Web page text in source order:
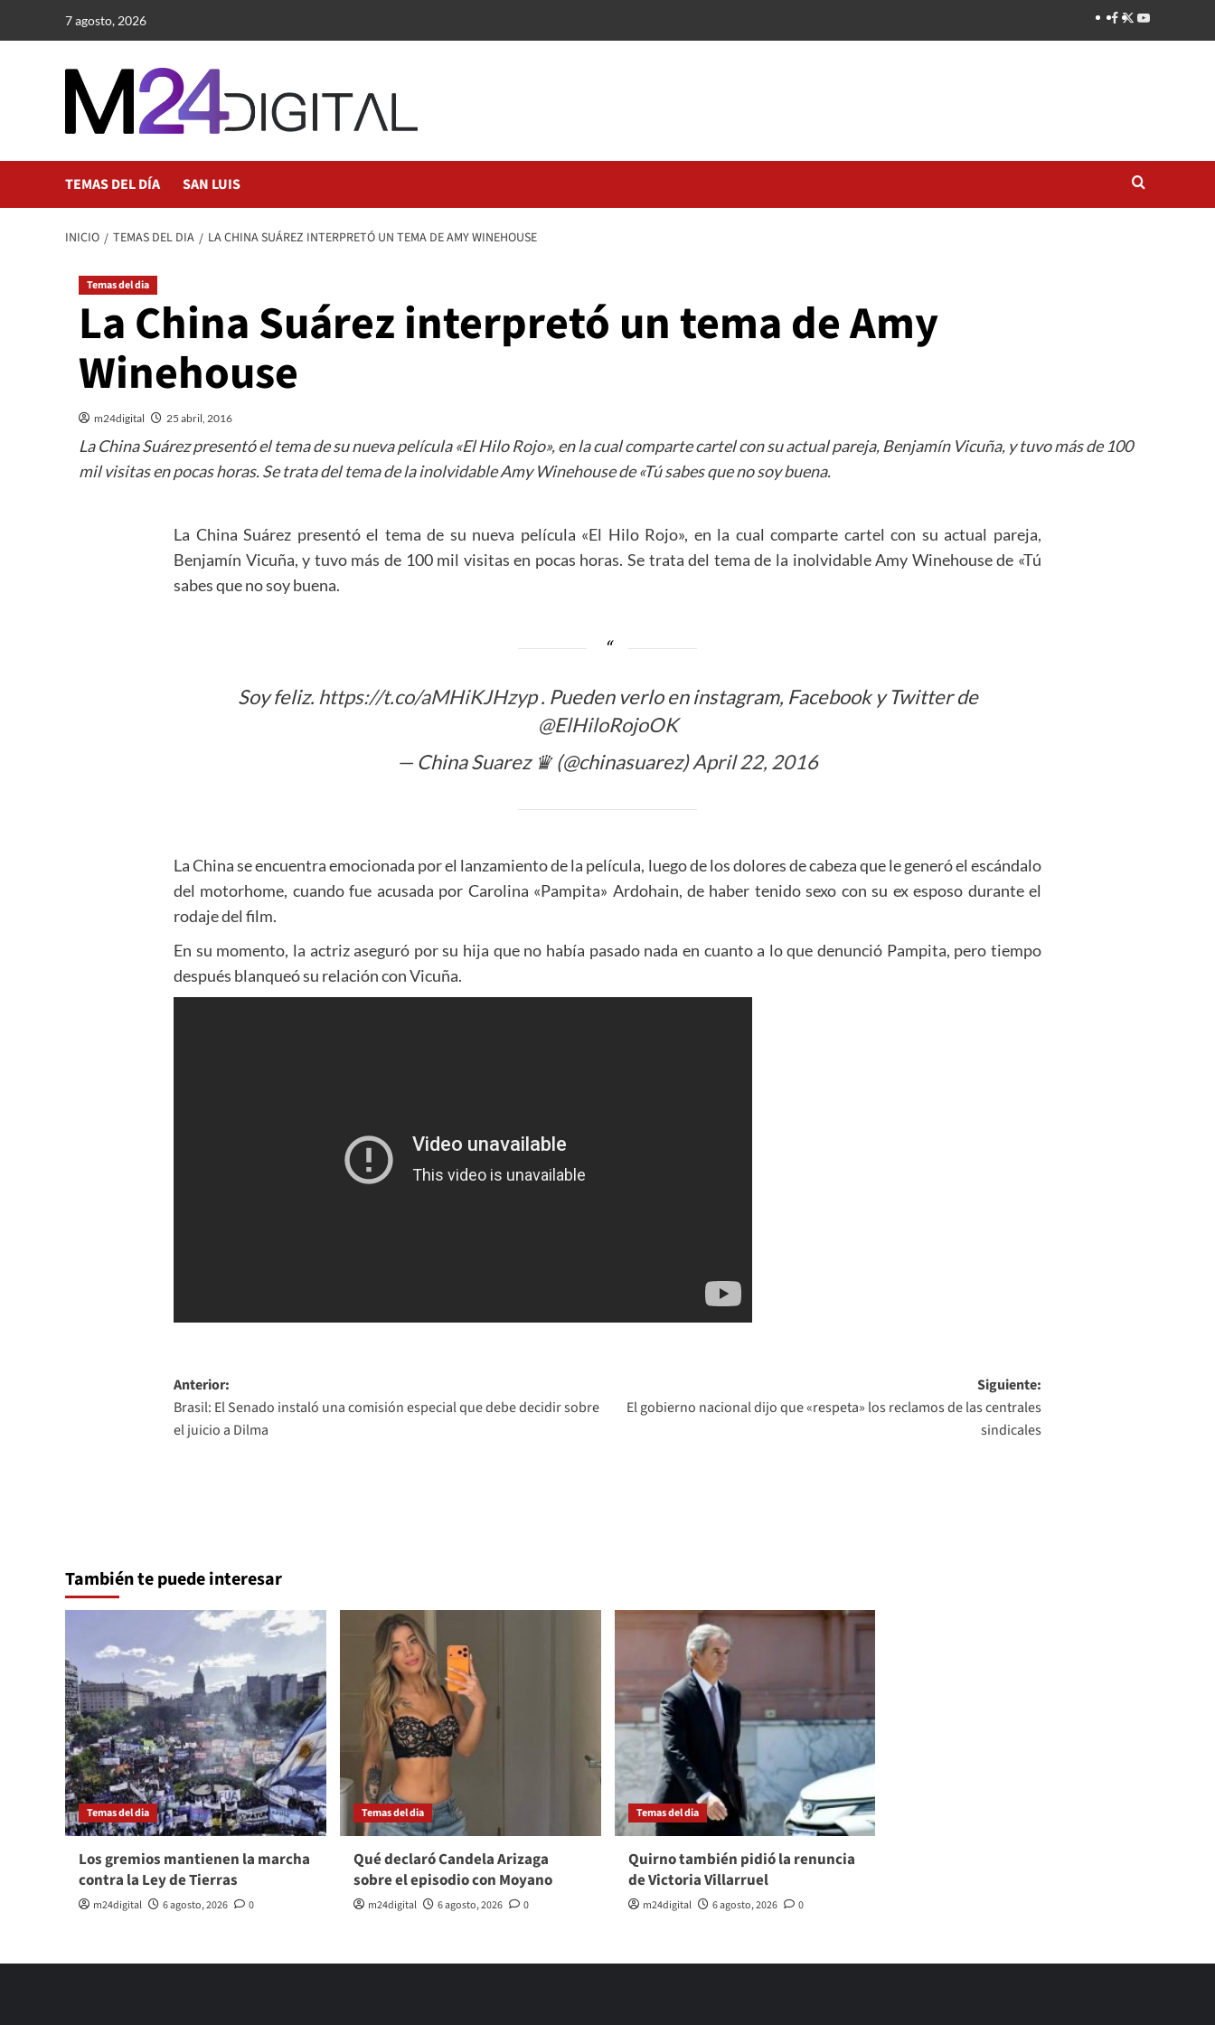
7 agosto, 2026
TEMAS DEL DÍA SAN LUIS
INICIO TEMAS DEL DIA LA CHINA SUÁREZ INTERPRETÓ UN TEMA DE AMY WINEHOUSE
Temas del dia
La China Suárez interpretó un tema de Amy
Winehouse
m24digital 25 abril, 2016
La China Suárez presentó el tema de su nueva película «El Hilo Rojo», en la cual comparte cartel con su actual pareja, Benjamín Vicuña, y tuvo más de 100
mil visitas en pocas horas. Se trata del tema de la inolvidable Amy Winehouse de «Tú sabes que no soy buena.
La China Suárez presentó el tema de su nueva película «El Hilo Rojo», en la cual comparte cartel con su actual pareja,
Benjamín Vicuña, y tuvo más de 100 mil visitas en pocas horas. Se trata del tema de la inolvidable Amy Winehouse de «Tú
sabes que no soy buena.
Soy feliz. https://t.co/aMHiKJHzyp. Pueden verlo en instagram, Facebook y Twitter de
@ElHiloRojoOK
— China Suarez ♛ (@chinasuarez)April 22, 2016
La China se encuentra emocionada por el lanzamiento de la película, luego de los dolores de cabeza que le generó el escándalo
del motorhome, cuando fue acusada por Carolina «Pampita» Ardohain, de haber tenido sexo con su ex esposo durante el
rodaje del film.
En su momento, la actriz aseguró por su hija que no había pasado nada en cuanto a lo que denunció Pampita, pero tiempo
después blanqueó su relación con Vicuña.
Navegación
de
entradas
Anterior:
Brasil: El Senado instaló una comisión especial que debe decidir sobre
el juicio a Dilma
Siguiente:
El gobierno nacional dijo que «respeta» los reclamos de las centrales
sindicales
También te puede interesar
Temas del dia
Los gremios mantienen la marcha
contra la Ley de Tierras
m24digital 6 agosto, 2026 0
Temas del dia
Qué declaró Candela Arizaga
sobre el episodio con Moyano
m24digital 6 agosto, 2026 0
Temas del dia
Quirno también pidió la renuncia
de Victoria Villarruel
m24digital 6 agosto, 2026 0